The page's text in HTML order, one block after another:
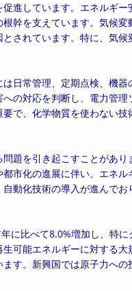
進しています。エネルギー
幹を支えています。気候
されています。特に、気
日常管理、定期点検、機器
の対応を判断し、電力管理
で、化学物質を使わない技
題を引き起こすことがあ
市化の進展に伴い、エネル
動化技術の導入が進んでお
に比べて8.0%増加し、特
可能エネルギーに対する大
す。新興国では原子力への